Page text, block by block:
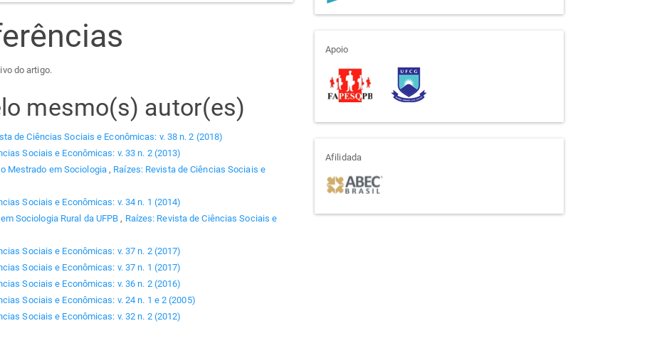
do artigo.
mesmo(s) autor(es)
de Ciências Sociais e Econômicas: v. 38 n. 2 (2018)
Sociais e Econômicas: v. 33 n. 2 (2013)
Mestrado em Sociologia, Raízes: Revista de Ciências Sociais e
Sociais e Econômicas: v. 34 n. 1 (2014)
Sociologia Rural da UFPB, Raízes: Revista de Ciências Sociais e
Sociais e Econômicas: v. 37 n. 2 (2017)
Sociais e Econômicas: v. 37 n. 1 (2017)
Sociais e Econômicas: v. 36 n. 2 (2016)
Sociais e Econômicas: v. 24 n. 1 e 2 (2005)
Sociais e Econômicas: v. 32 n. 2 (2012)
apoio
Apoio
afiliada
Afilidada